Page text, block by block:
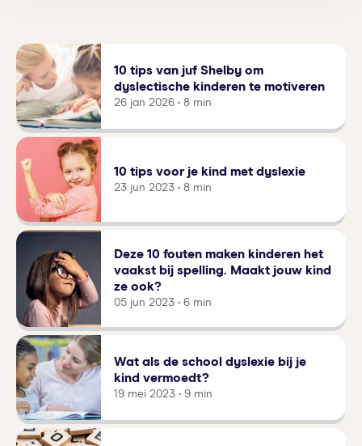
dyslexie – dat dit vastgesteld moet worden door
een deskundige. Deze stoornis gaat bovendien
nooit over, maar kan wel behandeld worden.
10 tips van juf Shelby om
dyslectische kinderen te motiveren
26 jan 2026 • 8 min
10 tips voor je kind met dyslexie
23 jun 2023 • 8 min
Deze 10 fouten maken kinderen het
vaakst bij spelling. Maakt jouw kind
ze ook?
05 jun 2023 • 6 min
Wat als de school dyslexie bij je
kind vermoedt?
19 mei 2023 • 9 min